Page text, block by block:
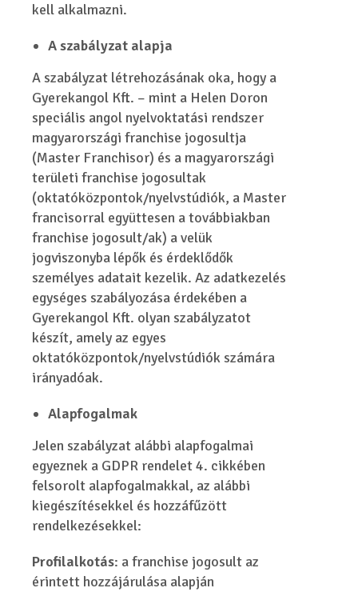
kell alkalmazni.
A szabályzat alapja
A szabályzat létrehozásának oka, hogy a
Gyerekangol Kft. – mint a Helen Doron
speciális angol nyelvoktatási rendszer
magyarországi franchise jogosultja
(Master Franchisor) és a magyarországi
területi franchise jogosultak
(oktatóközpontok/nyelvstúdiók, a Master
francisorral együttesen a továbbiakban
franchise jogosult/ak) a velük
jogviszonyba lépők és érdeklődők
személyes adatait kezelik. Az adatkezelés
egységes szabályozása érdekében a
Gyerekangol Kft. olyan szabályzatot
készít, amely az egyes
oktatóközpontok/nyelvstúdiók számára
irányadóak.
Alapfogalmak
Jelen szabályzat alábbi alapfogalmai
egyeznek a GDPR rendelet 4. cikkében
felsorolt alapfogalmakkal, az alábbi
kiegészítésekkel és hozzáfűzött
rendelkezésekkel:
Profilalkotás: a franchise jogosult az
érintett hozzájárulása alapján